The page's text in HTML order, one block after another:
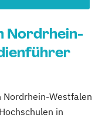
Nordrhein-
Nordrhein-Westfalen
in